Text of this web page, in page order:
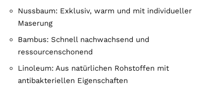
Nussbaum: Exklusiv, warm und mit individueller
Maserung
Bambus: Schnell nachwachsend und
ressourcenschonend
Linoleum: Aus natürlichen Rohstoffen mit
antibakteriellen Eigenschaften